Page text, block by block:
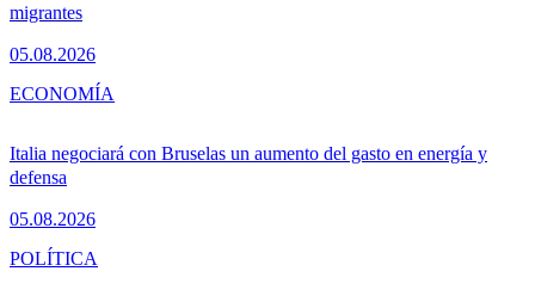
migrantes
05.08.2026
Italia negociará con Bruselas un aumento del gasto en energía y
defensa
05.08.2026
ECONOMÍA
POLÍTICA